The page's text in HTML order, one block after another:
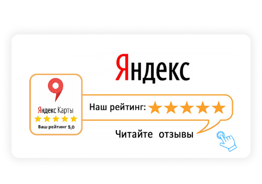
Заказать услугу
Каталог кондиционеров
Услуги нашей компании